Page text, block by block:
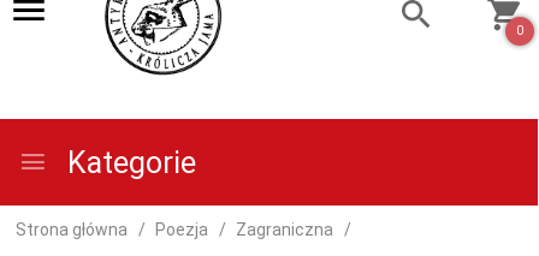
0
Kategorie
Strona główna Poezja Zagraniczna